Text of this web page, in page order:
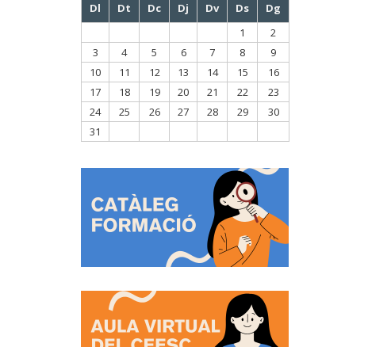
Dl Dt Dc Dj Dv Ds
Dg
1
2
3
4 5 6 7 8
9
10
11 12 13 14 15
16
17
18 19 20 21 22
23
24
25 26 27 28 29
30
31